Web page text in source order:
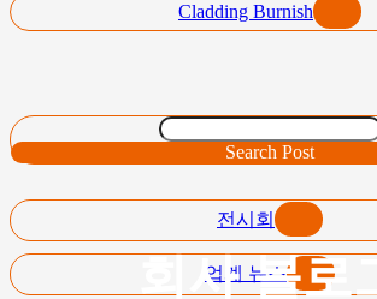
Cladding Burnish
Search Post
전시회
업계 뉴스
회사 블로그